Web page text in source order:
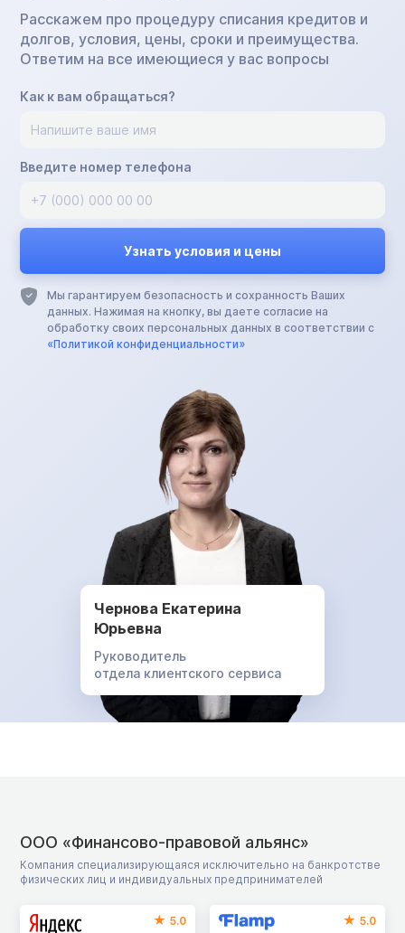
Расскажем про процедуру списания кредитов и
долгов, условия, цены, сроки и преимущества.
Ответим на все имеющиеся у вас вопросы
Как к вам обращаться?
Введите номер телефона
Мы гарантируем безопасность и сохранность Ваших
данных. Нажимая на кнопку, вы даете согласие на
обработку своих персональных данных в соответствии с
«Политикой конфиденциальности»
Чернова Екатерина
Юрьевна
Руководитель
отдела клиентского сервиса
ООО «Финансово-правовой альянс»
Компания специализирующаяся исключительно на банкротстве
физических лиц и индивидуальных предпринимателей
5.0
5.0